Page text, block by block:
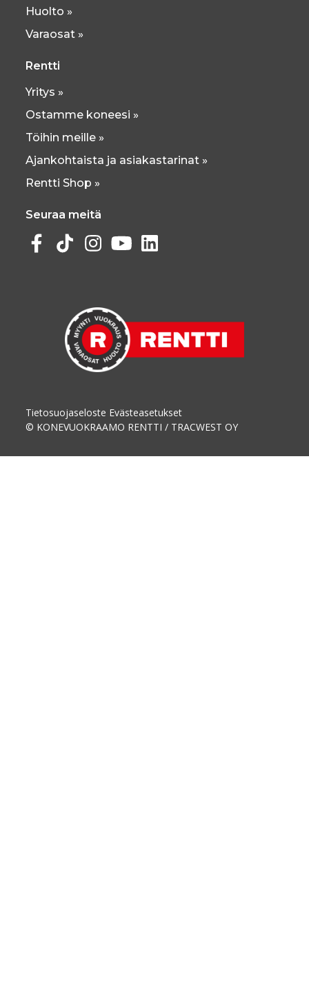
Huolto »
Varaosat »
Rentti
Yritys »
Ostamme koneesi »
Töihin meille »
Ajankohtaista ja asiakastarinat »
Rentti Shop »
Seuraa meitä
Tietosuojaseloste Evästeasetukset
© KONEVUOKRAAMO RENTTI / TRACWEST OY